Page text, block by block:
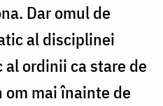
Dar omul de
al disciplinei
ordinii ca stare de
mai înainte de